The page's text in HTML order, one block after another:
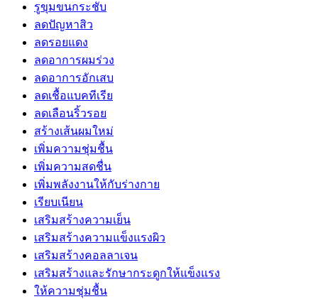
รูขุมขนกระชับ
ลดปัญหาสิว
ลดรอยแดง
ลดอาการผมร่วง
ลดอาการอักเสบ
ลดเชื้อแบคทีเรีย
ลดเลือนริ้วรอย
สร้างเส้นผมใหม่
เพิ่มความชุ่มชื้น
เพิ่มความสดชื่น
เพิ่มพลังงานให้กับร่างกาย
เรียบเนียน
เสริมสร้างความเย็น
เสริมสร้างความแข็งแรงผิว
เสริมสร้างคอลลาเจน
เสริมสร้างและรักษากระดูกให้แข็งแรง
ให้ความชุ่มชื้น